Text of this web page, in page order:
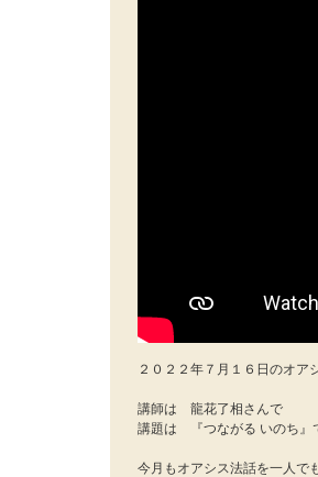
２０２２年７月１６日のオア
講師は 龍花了相さんで
講題は 『つながる いのち』
今月もオアシス法話を一人で